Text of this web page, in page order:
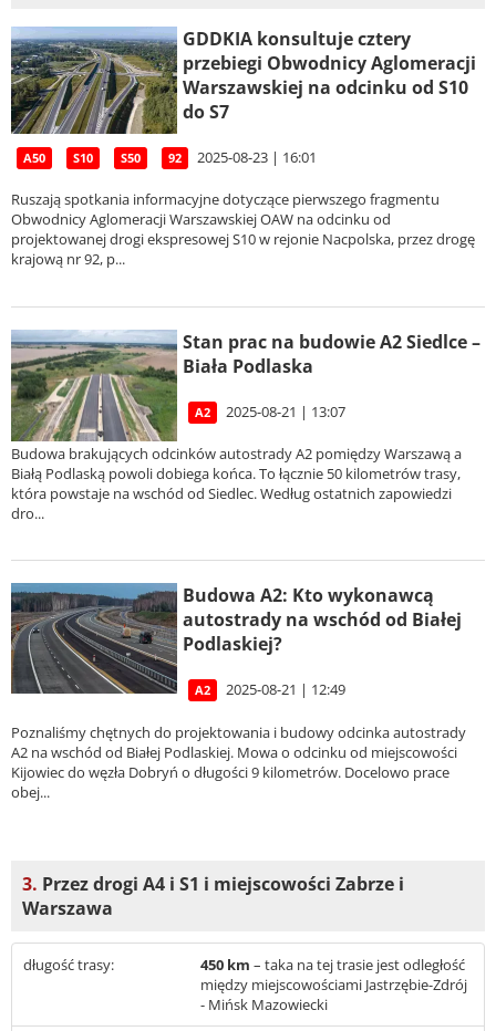
GDDKIA konsultuje cztery
przebiegi Obwodnicy Aglomeracji
Warszawskiej na odcinku od S10
do S7
A50 S10 S50 92 2025-08-23 | 16:01
Ruszają spotkania informacyjne dotyczące pierwszego fragmentu
Obwodnicy Aglomeracji Warszawskiej OAW na odcinku od
projektowanej drogi ekspresowej S10 w rejonie Nacpolska, przez drogę
krajową nr 92, p...
Stan prac na budowie A2 Siedlce –
Biała Podlaska
A2 2025-08-21 | 13:07
Budowa brakujących odcinków autostrady A2 pomiędzy Warszawą a
Białą Podlaską powoli dobiega końca. To łącznie 50 kilometrów trasy,
która powstaje na wschód od Siedlec. Według ostatnich zapowiedzi
dro...
Budowa A2: Kto wykonawcą
autostrady na wschód od Białej
Podlaskiej?
A2 2025-08-21 | 12:49
Poznaliśmy chętnych do projektowania i budowy odcinka autostrady
A2 na wschód od Białej Podlaskiej. Mowa o odcinku od miejscowości
Kijowiec do węzła Dobryń o długości 9 kilometrów. Docelowo prace
obej...
3. Przez drogi A4 i S1 i miejscowości Zabrze i
Warszawa
długość trasy: 450 km – taka na tej trasie jest odległość
między miejscowościami Jastrzębie-Zdrój
- Mińsk Mazowiecki